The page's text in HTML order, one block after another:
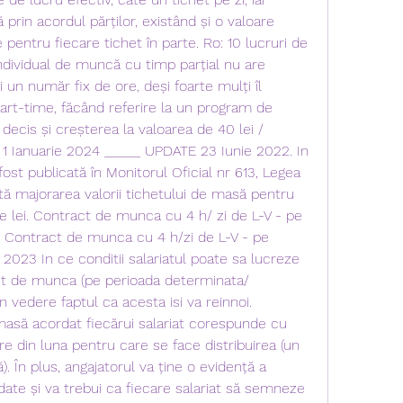
prin acordul părților, existând și o valoare
pentru fiecare tichet în parte. Ro: 10 lucruri de
de muncă cu timp parțial nu are
un număr fix de ore, deși foarte mulți îl
time, făcând referire la un program de
și creșterea la valoarea de 40 lei /
Ianuarie 2024 _____ UPDATE 23 Iunie 2022. In
publicată în Monitorul Oficial nr 613, Legea
majorarea valorii tichetului de masă pentru
lei. Contract de munca cu 4 h/ zi de L-V - pe
Contract de munca cu 4 h/zi de L-V - pe
2023 In ce conditii salariatul poate sa lucreze
de munca (pe perioada determinata/
vedere faptul ca acesta isi va reinnoi.
acordat fiecărui salariat corespunde cu
din luna pentru care se face distribuirea (un
În plus, angajatorul va ține o evidență a
și va trebui ca fiecare salariat să semneze